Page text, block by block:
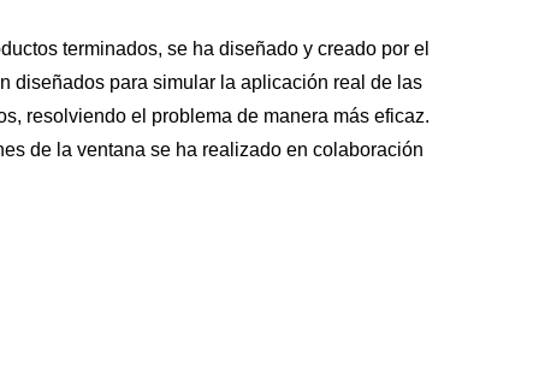
terminados, se ha diseñado y creado por el
diseñados para simular la aplicación real de las
resolviendo el problema de manera más eficaz.
de la ventana se ha realizado en colaboración